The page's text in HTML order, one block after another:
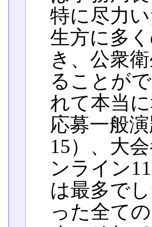
特に尽力
生方に多
き、公衆
ることが
れて本当
応募一般
15）、大
ンライン
は最多で
った全て